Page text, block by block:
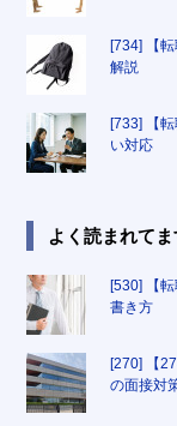
[734] 【
解説
[733] 【
い対応
よく読まれて
[530] 【
書き方
[270] 【
の面接対